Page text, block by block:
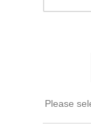
Please